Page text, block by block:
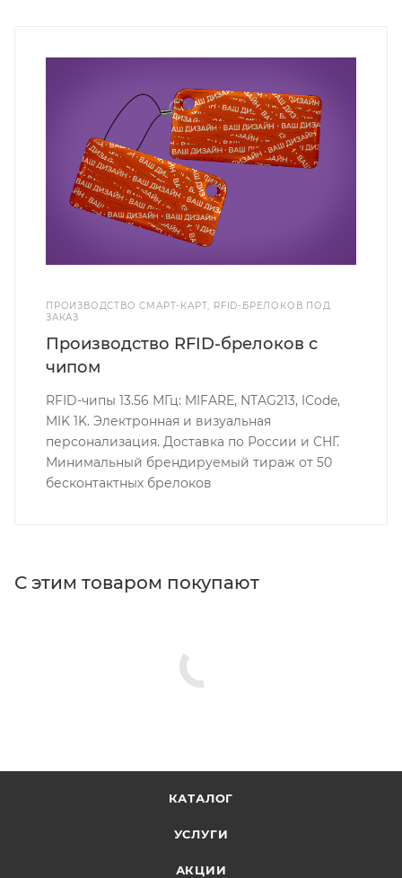
ПРОИЗВОДСТВО СМАРТ-КАРТ, RFID-БРЕЛОКОВ ПОД
ЗАКАЗ
Производство RFID-брелоков с
чипом
RFID-чипы 13.56 МГц: MIFARE, NTAG213, ICode,
MIK 1K. Электронная и визуальная
персонализация. Доставка по России и СНГ.
Минимальный брендируемый тираж от 50
бесконтактных брелоков
С этим товаром покупают
КАТАЛОГ
УСЛУГИ
АКЦИИ